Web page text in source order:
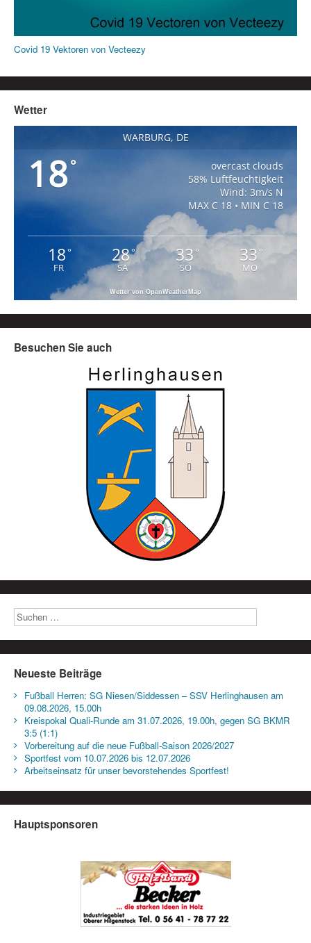
Covid 19 Vektoren von Vecteezy
Wetter
WARBURG, DE
18°
overcast clouds
58% Luftfeuchtigkeit
Wind: 3m/s N
MAX C 18 • MIN C 18
18°
FR
28°
SA
33°
SO
33 °
MO
Wetter von OpenWeatherMap
Besuchen Sie auch
Neueste Beiträge
Fußball Herren: SG Niesen/Siddessen – SSV Herlinghausen am
09.08.2026, 15.00h
Kreispokal Quali-Runde am 31.07.2026, 19.00h, gegen SG BKMR
3:5 (1:1)
Vorbereitung auf die neue Fußball-Saison 2026/2027
Sportfest vom 10.07.2026 bis 12.07.2026
Arbeitseinsatz für unser bevorstehendes Sportfest!
Hauptsponsoren